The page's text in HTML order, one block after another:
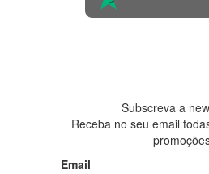
Subscreva a
Receba no seu email
Email